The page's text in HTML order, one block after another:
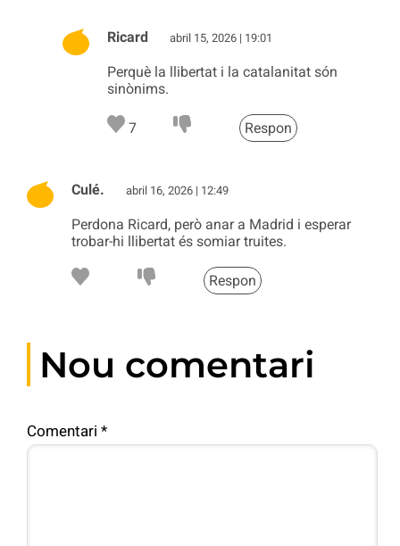
Ricard abril 15, 2026 | 19:01
Perquè la llibertat i la catalanitat són
sinònims.
7 Respon
Culé. abril 16, 2026 | 12:49
Perdona Ricard, però anar a Madrid i esperar
trobar-hi llibertat és somiar truites.
Respon
Nou comentari
Comentari *